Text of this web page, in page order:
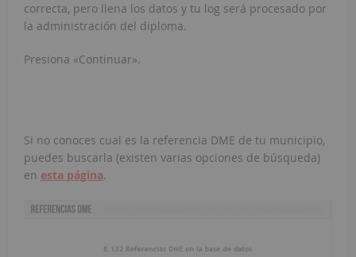
correcta, pero llena los datos y tu log será procesado por
la administración del diploma.
Presiona «Continuar».
Si no conoces cual es la referencia DME de tu municipio,
puedes buscarla (existen varias opciones de búsqueda)
en esta página.